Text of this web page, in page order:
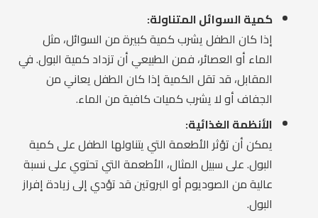
كمية السوائل المتناولة:
إذا كان الطفل يشرب كمية كبيرة من السوائل، مثل
الماء أو العصائر، فمن الطبيعي أن تزداد كمية البول. في
المقابل، قد تقل الكمية إذا كان الطفل يعاني من
الجفاف أو لا يشرب كميات كافية من الماء.
الأنظمة الغذائية:
يمكن أن تؤثر الأطعمة التي يتناولها الطفل على كمية
البول. على سبيل المثال، الأطعمة التي تحتوي على نسبة
عالية من الصوديوم أو البروتين قد تؤدي إلى زيادة إفراز
البول.